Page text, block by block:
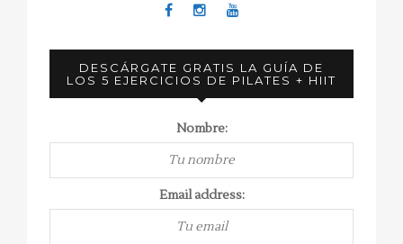
DESCÁRGATE GRATIS LA GUÍA DE
LOS 5 EJERCICIOS DE PILATES + HIIT
Nombre:
Email address: